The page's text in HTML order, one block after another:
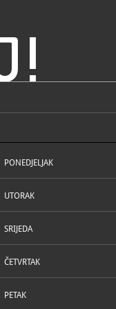
PONEDJELJAK
UTORAK
SRIJEDA
ČETVRTAK
PETAK